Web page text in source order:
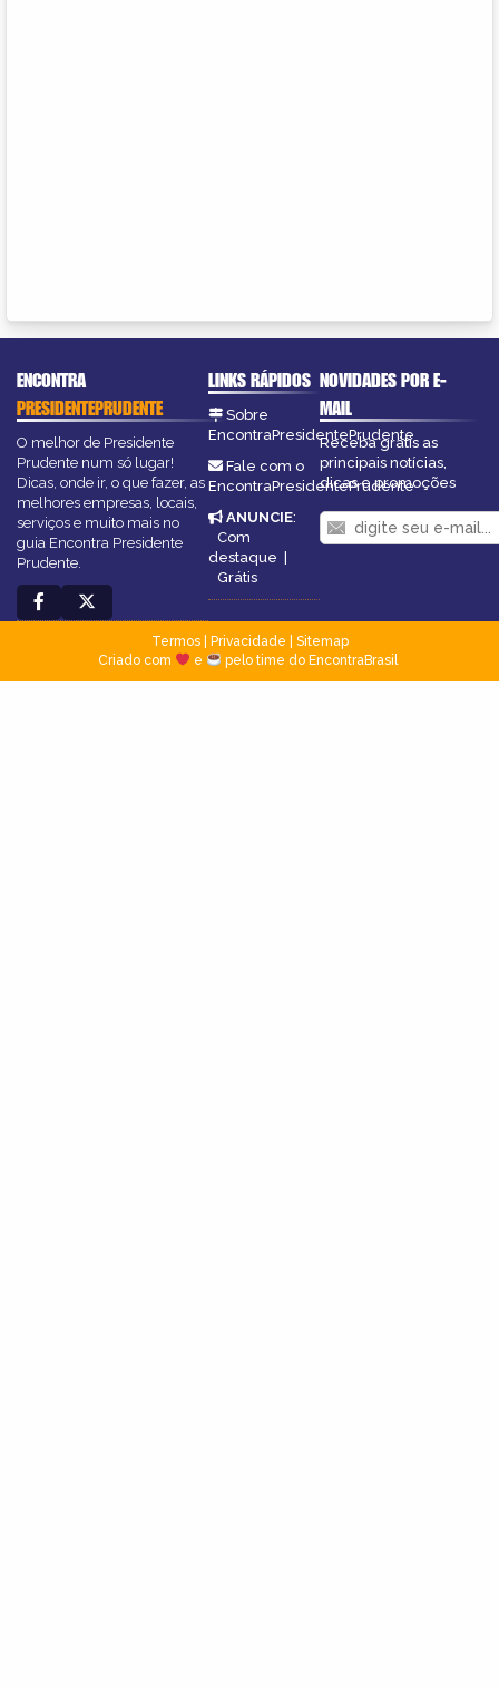
ENCONTRA
PRESIDENTEPRUDENTE
O melhor de Presidente
Prudente num só lugar!
Dicas, onde ir, o que fazer, as
melhores empresas, locais,
serviços e muito mais no
guia Encontra Presidente
Prudente.
LINKS RÁPIDOS
Sobre
EncontraPresidentePrudente
Fale com o
EncontraPresidentePrudente
ANUNCIE:
Com
destaque |
Grátis
NOVIDADES POR E-
MAIL
Receba grátis as
principais notícias,
dicas e promoções
Termos| Privacidade
Sitemap
Criado com
e pelo time do EncontraBrasil